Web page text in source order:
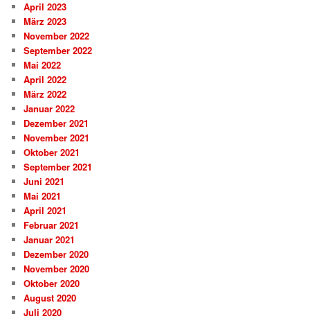
April 2023
März 2023
November 2022
September 2022
Mai 2022
April 2022
März 2022
Januar 2022
Dezember 2021
November 2021
Oktober 2021
September 2021
Juni 2021
Mai 2021
April 2021
Februar 2021
Januar 2021
Dezember 2020
November 2020
Oktober 2020
August 2020
Juli 2020